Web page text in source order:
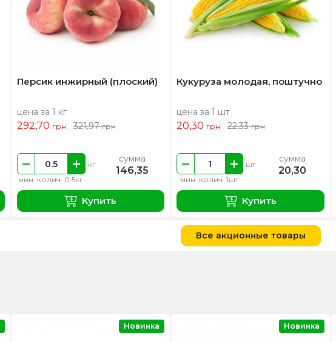
Персик инжирный (плоский)
цена за 1 кг
292,70 грн 321,97грн
мин. колич. 0.5кг
кг сумма
146,35
Купить
Кукуруза молодая, поштучно
цена за 1 шт
20,30 грн 22,33грн
мин. колич. 1шт
шт сумма
20,30
Купить
Все акционные товары
Новинка Новинка